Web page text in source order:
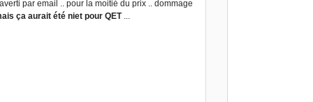
par email .. pour la moitié du prix .. dommage
ça aurait été niet pour QET